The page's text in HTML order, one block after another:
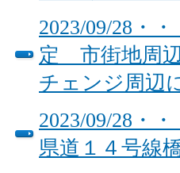
2023/09/28・
定 市街地周
チェンジ周辺
2023/09/28・
県道１４号線